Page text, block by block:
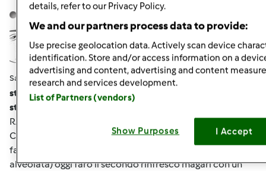
Iscritto : 05.12.2008
Sab, 09/01/2012 - 06:18
stellamineo wrote:
stellamineo wrote:
RAGAZZE IERI HO FATTO IL PRIMO RINFRESCO ALLA
CENTENARIA senza buttare niente erano 100g +100g di
farina O e 50 d'acqua, (già dopo poche ora l'ho vista bella
alveolata) oggi farò il secondo rinfresco magari con un
details, refer to our Privacy Policy.
We and our partners process data to provide:
Use precise geolocation data. Actively scan device
identification. Store and/or access information on a
advertising and content, advertising and content
research and services development.
List of Partners (vendors)
Show Purposes I Accept